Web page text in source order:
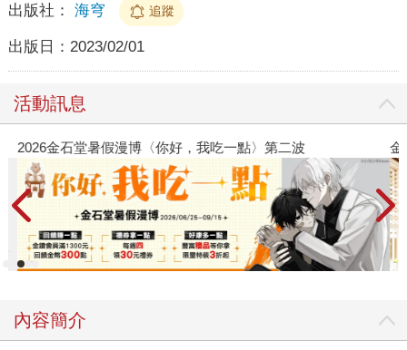
出版社： 海穹 追蹤
出版日： 2023/02/01
活動訊息
2026金石堂暑假漫博〈你好，我吃一點〉第二波 金
內容簡介